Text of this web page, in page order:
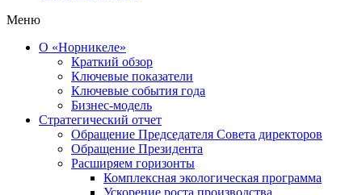
Меню
О «Норникеле»
Краткий обзор
Ключевые показатели
Ключевые события года
Бизнес-модель
Стратегический отчет
Обращение Председателя Совета директоров
Обращение Президента
Расширяем горизонты
Комплексная экологическая программа
Ускорение роста производства